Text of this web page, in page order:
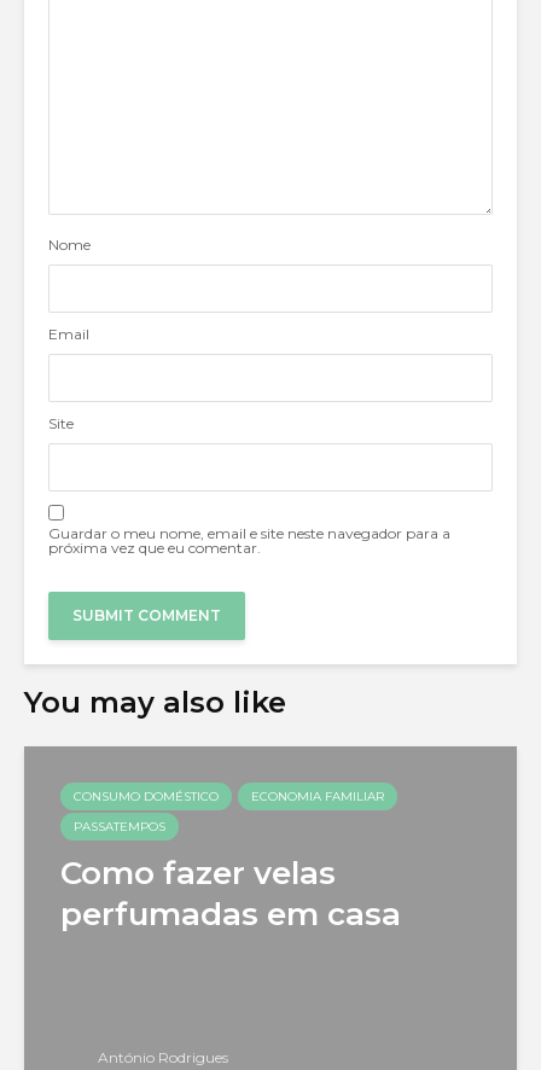
Nome
Email
Site
Guardar o meu nome, email e site neste navegador para a
próxima vez que eu comentar.
You may also like
CONSUMO DOMÉSTICO
ECONOMIA FAMILIAR
PASSATEMPOS
Como fazer velas
perfumadas em casa
António Rodrigues